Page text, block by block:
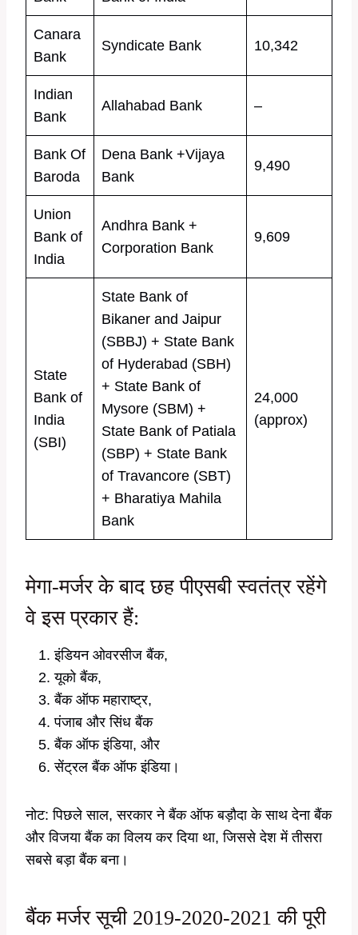
Canara
Bank
Syndicate Bank 10,342
Indian
Bank
Allahabad Bank –
Bank Of
Baroda
Dena Bank +Vijaya
Bank
9,490
Union
Bank of
India
Andhra Bank +
Corporation Bank
9,609
State
Bank of
India
(SBI)
State Bank of
Bikaner and Jaipur
(SBBJ) + State Bank
of Hyderabad (SBH)
+ State Bank of
Mysore (SBM) +
State Bank of Patiala
(SBP) + State Bank
of Travancore (SBT)
+ Bharatiya Mahila
Bank
24,000
(approx)
मेगा-मर्जर के बाद छह पीएसबी स्वतंत्र रहेंगे
वे इस प्रकार हैं:
इंडियन ओवरसीज बैंक,
यूको बैंक,
बैंक ऑफ महाराष्ट्र,
पंजाब और सिंध बैंक
बैंक ऑफ इंडिया, और
सेंट्रल बैंक ऑफ इंडिया।
नोट: पिछले साल, सरकार ने बैंक ऑफ बड़ौदा के साथ देना बैंक
और विजया बैंक का विलय कर दिया था, जिससे देश में तीसरा
सबसे बड़ा बैंक बना।
बैंक मर्जर सूची 2019-2020-2021 की पूरी